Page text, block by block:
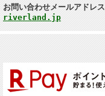
お問い合わせメールアドレス
riverland.jp